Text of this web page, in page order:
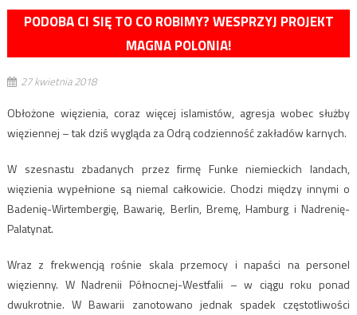
PODOBA CI SIĘ TO CO ROBIMY? WESPRZYJ PROJEKT
MAGNA POLONIA!
27 kwietnia 2018
Obłożone więzienia, coraz więcej islamistów, agresja wobec służby
więziennej – tak dziś wygląda za Odrą codzienność zakładów karnych.
W szesnastu zbadanych przez firmę Funke niemieckich landach,
więzienia wypełnione są niemal całkowicie. Chodzi między innymi o
Badenię-Wirtembergię, Bawarię, Berlin, Bremę, Hamburg i Nadrenię-
Palatynat.
Wraz z frekwencją rośnie skala przemocy i napaści na personel
więzienny. W Nadrenii Północnej-Westfalii – w ciągu roku ponad
dwukrotnie. W Bawarii zanotowano jednak spadek częstotliwości